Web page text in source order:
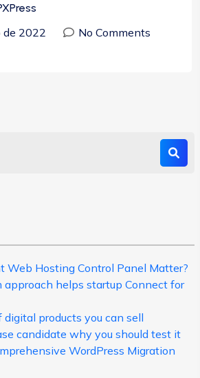
de 2022 No Comments
Web Hosting Control Panel Matter?
helps startup Connect for
products you can sell
candidate why you should test it
WordPress Migration